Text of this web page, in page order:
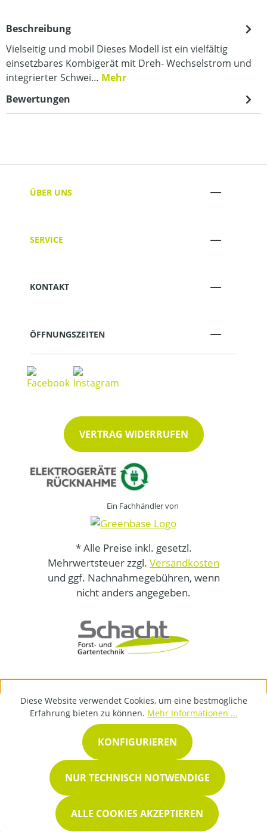
Beschreibung
Vielseitig und mobil Dieses Modell ist ein vielfältig
einsetzbares Kombigerät mit Dreh- Wechselstrom und
integrierter Schwei… Mehr
Bewertungen
ÜBER UNS
SERVICE
KONTAKT
ÖFFNUNGSZEITEN
VERTRAG WIDERRUFEN
Ein Fachhändler von
* Alle Preise inkl. gesetzl.
Mehrwertsteuer zzgl. Versandkosten
und ggf. Nachnahmegebühren, wenn
nicht anders angegeben.
Diese Website verwendet Cookies, um eine bestmögliche
Erfahrung bieten zu können. Mehr Informationen ...
NUR TECHNISCH NOTWENDIGE
KONFIGURIEREN
ALLE COOKIES AKZEPTIEREN